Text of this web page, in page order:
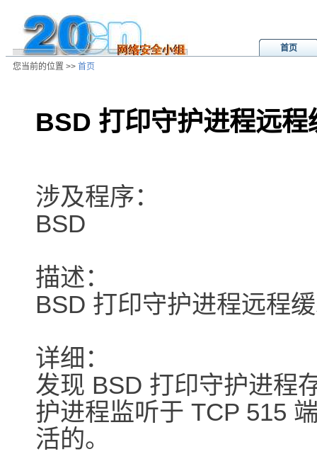
首页
您当前的位置 >> 首页
BSD 打印守护进程远
涉及程序：
BSD
描述：
BSD 打印守护进程远程
详细：
发现 BSD 打印守护进程
护进程监听于 TCP 515
活的。